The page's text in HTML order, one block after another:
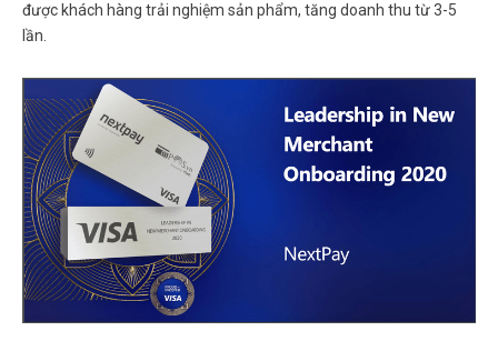
được khách hàng trải nghiệm sản phẩm, tăng doanh thu từ 3-5
lần.